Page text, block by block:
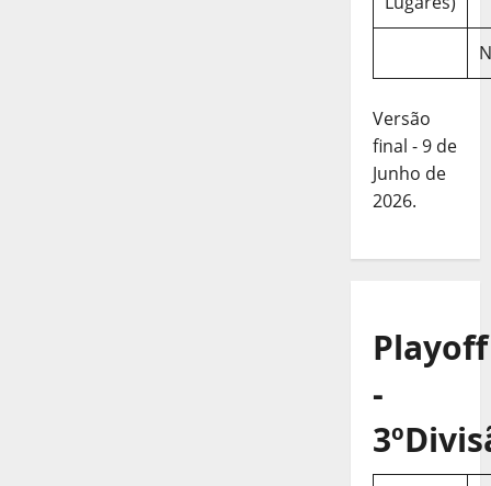
Versão
final - 9 de
Junho de
2026.
Playoff
-